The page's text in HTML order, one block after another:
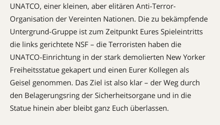
UNATCO, einer kleinen, aber elitären Anti-Terror-
Organisation der Vereinten Nationen. Die zu bekämpfende
Untergrund-Gruppe ist zum Zeitpunkt Eures Spieleintritts
die links gerichtete NSF – die Terroristen haben die
UNATCO-Einrichtung in der stark demolierten New Yorker
Freiheitsstatue gekapert und einen Eurer Kollegen als
Geisel genommen. Das Ziel ist also klar – der Weg durch
den Belagerungsring der Sicherheitsorgane und in die
Statue hinein aber bleibt ganz Euch überlassen.